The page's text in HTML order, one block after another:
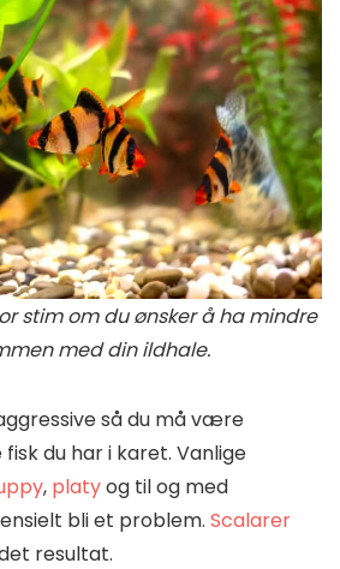
stim om du ønsker å ha mindre
med din ildhale.
så du må være
du har i karet. Vanlige
, platyog til og med
bli et problem. Scalarer
resultat.